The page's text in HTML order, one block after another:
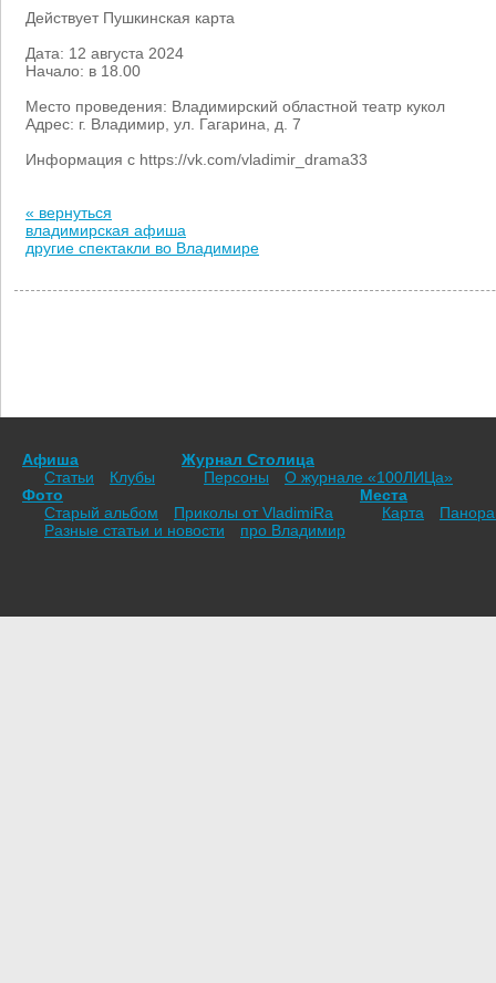
Действует Пушкинская карта
Дата: 12 августа 2024
Начало: в 18.00
Место проведения: Владимирский областной театр кукол
Адрес: г. Владимир, ул. Гагарина, д. 7
Информация с https://vk.com/vladimir_drama33
« вернуться
владимирская афиша
другие спектакли во Владимире
Афиша
Статьи
Клубы
Журнал Столица
Персоны
О журнале «100ЛИЦа»
Фото
Старый альбом
Приколы от VladimiRа
Места
Карта
Разные статьи и новости
про Владимир